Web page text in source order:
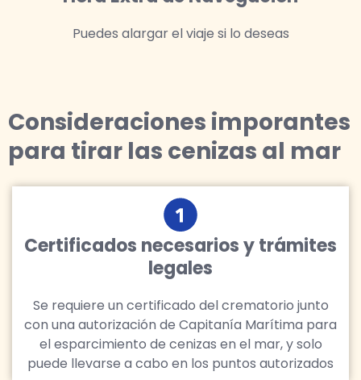
Puedes alargar el viaje si lo deseas
Consideraciones imporantes
para tirar las cenizas al mar
Certificados necesarios y trámites
legales
Se requiere un certificado del crematorio junto
con una autorización de Capitanía Marítima para
el esparcimiento de cenizas en el mar, y solo
puede llevarse a cabo en los puntos autorizados